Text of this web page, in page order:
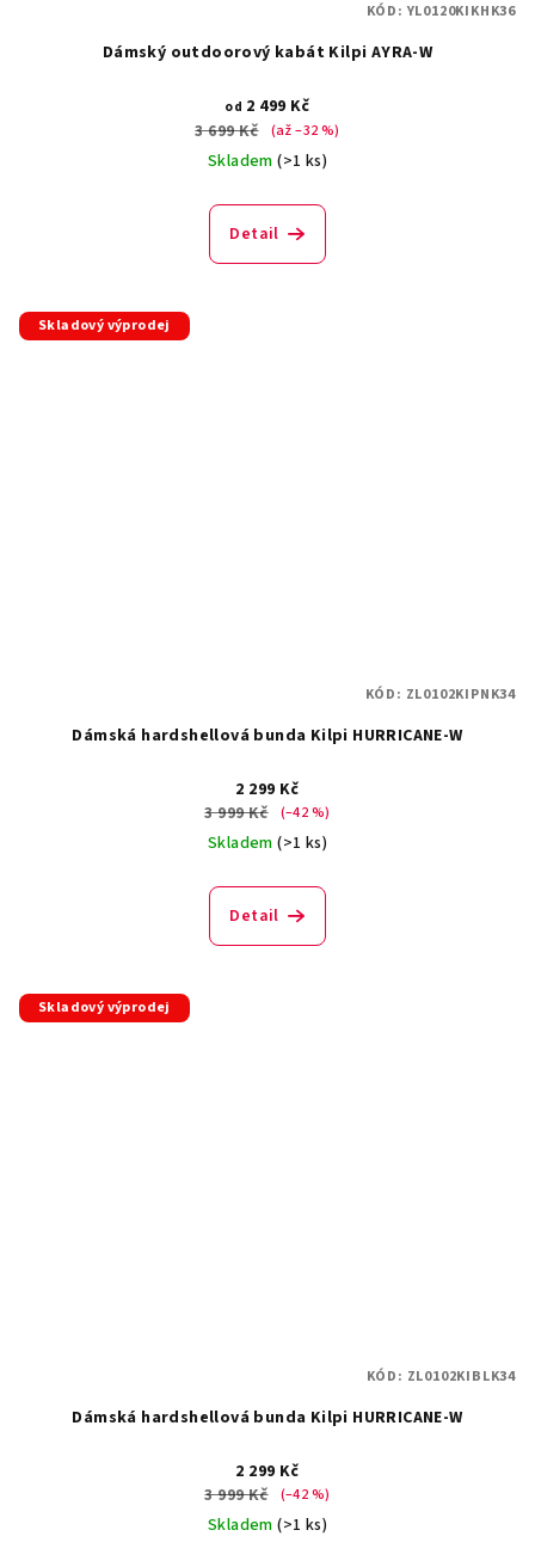
Dámský outdoorový kabát Kilpi AYRA-W
od 2 499 Kč
3 699 Kč
(až –32 %)
Skladem(>1 ks)
Detail
KÓD: YL0120KIKHK36
Skladový výprodej
Dámská hardshellová bunda Kilpi HURRICANE-W
2 299 Kč
3 999 Kč
(–42 %)
Skladem(>1 ks)
Detail
KÓD: ZL0102KIPNK34
Skladový výprodej
Dámská hardshellová bunda Kilpi HURRICANE-W
2 299 Kč
3 999 Kč
(–42 %)
Skladem(>1 ks)
KÓD: ZL0102KIBLK34